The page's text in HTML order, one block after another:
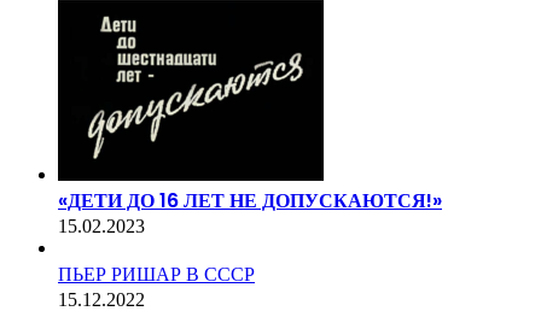
«ДЕТИ ДО 16 ЛЕТ НЕ ДОПУСКАЮТСЯ!»
15.02.2023
ПЬЕР РИШАР В СССР
15.12.2022